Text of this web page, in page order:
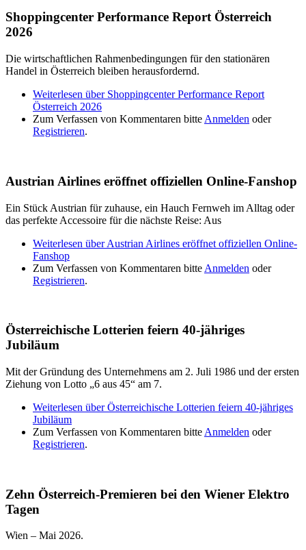
Shoppingcenter Performance Report Österreich
2026
Die wirtschaftlichen Rahmenbedingungen für den stationären
Handel in Österreich bleiben herausfordernd.
Weiterlesen über Shoppingcenter Performance Report
Österreich 2026
Zum Verfassen von Kommentaren bitte Anmelden oder
Registrieren.
Austrian Airlines eröffnet offiziellen Online-Fanshop
Ein Stück Austrian für zuhause, ein Hauch Fernweh im Alltag oder
das perfekte Accessoire für die nächste Reise: Aus
Weiterlesen über Austrian Airlines eröffnet offiziellen Online-
Fanshop
Zum Verfassen von Kommentaren bitte Anmelden oder
Registrieren.
Österreichische Lotterien feiern 40-jähriges
Jubiläum
Mit der Gründung des Unternehmens am 2. Juli 1986 und der ersten
Ziehung von Lotto „6 aus 45“ am 7.
Weiterlesen über Österreichische Lotterien feiern 40-jähriges
Jubiläum
Zum Verfassen von Kommentaren bitte Anmelden oder
Registrieren.
Zehn Österreich-Premieren bei den Wiener Elektro
Tagen
Wien – Mai 2026.